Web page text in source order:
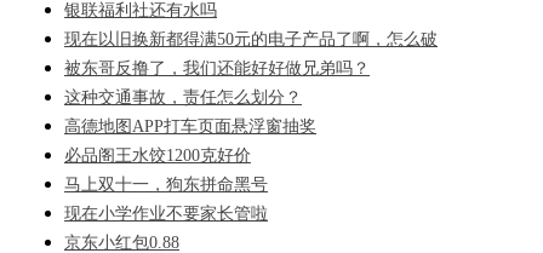
银联福利社还有水吗
现在以旧换新都得满50元的电子产品了啊，怎么破
被东哥反撸了，我们还能好好做兄弟吗？
这种交通事故，责任怎么划分？
高德地图APP打车页面悬浮窗抽奖
必品阁王水饺1200克好价
马上双十一，狗东拼命黑号
现在小学作业不要家长管啦
京东小红包0.88